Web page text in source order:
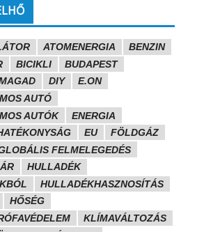
ATOMENERGIA
BENZIN
BICIKLI
BUDAPEST
DIY
E.ON
AUTÓ
AUTÓK
ENERGIA
EU
FÖLDGÁZ
FELMELEGEDÉS
HULLADÉK
HULLADÉKHASZNOSÍTÁS
HŐSÉG
KLÍMAVÁLTOZÁS